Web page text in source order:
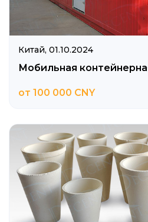
Китай, 01.10.2024
Мобильная
от 100 000 CNY